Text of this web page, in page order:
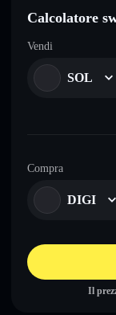
Calcolatore
Vendi
SOL
Compra
DIGI
Il